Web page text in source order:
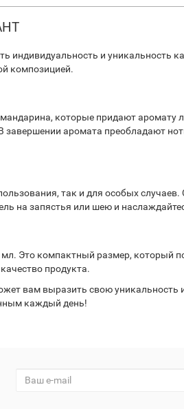
и уникальность
композицией.
которые придают аромату
аромата преобладают
так и для особых
на запястья или шею и
Это компактный размер, который
продукта.
вам выразить свою уникальность и
каждый день!